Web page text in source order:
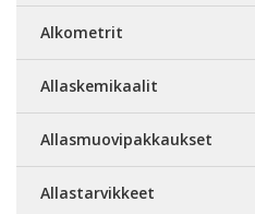
Alkometrit
Allaskemikaalit
Allasmuovipakkaukset
Allastarvikkeet